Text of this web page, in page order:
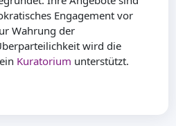
Engagement vor
Wahrung der
wird die
Kuratorium unterstützt.